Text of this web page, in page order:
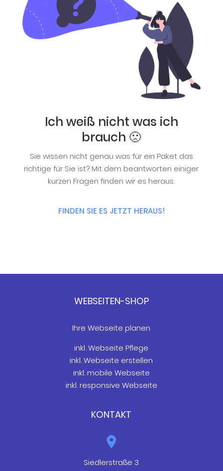
Ich weiß nicht was ich
brauch 🙁
Sie wissen nicht genau was für ein Paket das
richtige für Sie ist? Mit dem beantworten einiger
kurzen Fragen finden wir es heraus.
FINDEN SIE ES JETZT HERAUS!
WEBSEITEN-SHOP
Ihre Webseite planen
inkl. Webseite Pflege
inkl. Webseite erstellen
inkl. mobile Webseite
inkl. responsive Webseite
KONTAKT
Siedlerstraße 3